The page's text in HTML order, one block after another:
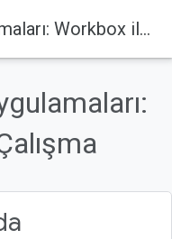
Progresif Web Uygulamaları: Workbox ile Çalışma